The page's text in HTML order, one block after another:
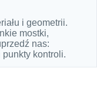
i geometrii.
mostki,
nas:
kontroli.